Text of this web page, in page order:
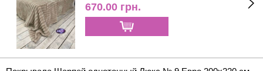
670.00 грн.